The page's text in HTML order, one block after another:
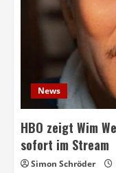
News
HBO zeigt Wim
sofort im Stream
Simon Schröder